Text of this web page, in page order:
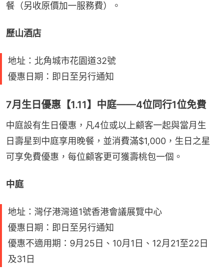
餐（另收原價加一服務費）。
歷山酒店
地址：北角城市花園道32號
優惠日期：即日至另行通知
7月生日優惠【1.11】中庭——4位同行1位免費
中庭設有生日優惠，凡4位或以上顧客一起與當月生
日壽星到中庭享用晚餐，並消費滿$1,000，生日之星
可享免費優惠，每位顧客更可獲壽桃包一個。
中庭
地址：灣仔港灣道1號香港會議展覽中心
優惠日期：即日至另行通知
優惠不適用期：9月25日、10月1日、12月21至22日
及31日